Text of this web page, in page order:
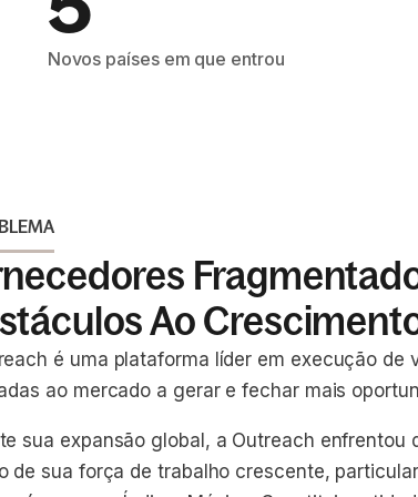
Novos países em que entrou
Ao
é uma plataforma líder em execução de
ao mercado a gerar e fechar mais
sua expansão global, a Outreach enfrentou
de sua força de trabalho crescente,